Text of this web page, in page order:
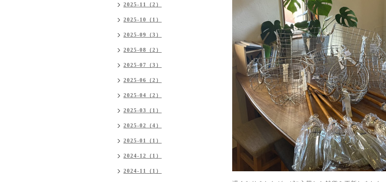
2025-11（2）
2025-10（1）
2025-09（3）
2025-08（2）
2025-07（3）
2025-06（2）
2025-04（2）
2025-03（1）
2025-02（4）
2025-01（1）
2024-12（1）
2024-11（1）